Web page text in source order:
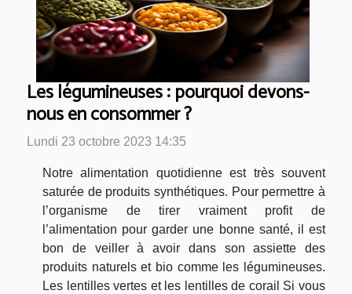
Les légumineuses : pourquoi devons-
nous en consommer ?
Lundi 23 octobre 2023 14:35
Notre alimentation quotidienne est très souvent
saturée de produits synthétiques. Pour permettre à
l’organisme de tirer vraiment profit de
l’alimentation pour garder une bonne santé, il est
bon de veiller à avoir dans son assiette des
produits naturels et bio comme les légumineuses.
Les lentilles vertes et les lentilles de corail Si vous